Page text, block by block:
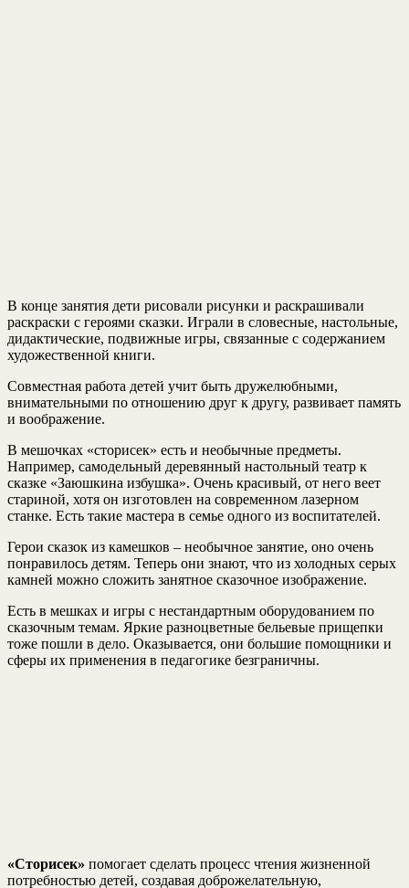
В конце занятия дети рисовали рисунки и раскрашивали
раскраски с героями сказки. Играли в словесные, настольные,
дидактические, подвижные игры, связанные с содержанием
художественной книги.
Совместная работа детей учит быть дружелюбными,
внимательными по отношению друг к другу, развивает память
и воображение.
В мешочках «сторисек» есть и необычные предметы.
Например, самодельный деревянный настольный театр к
сказке «Заюшкина избушка». Очень красивый, от него веет
стариной, хотя он изготовлен на современном лазерном
станке. Есть такие мастера в семье одного из воспитателей.
Герои сказок из камешков – необычное занятие, оно очень
понравилось детям. Теперь они знают, что из холодных серых
камней можно сложить занятное сказочное изображение.
Есть в мешках и игры с нестандартным оборудованием по
сказочным темам. Яркие разноцветные бельевые прищепки
тоже пошли в дело. Оказывается, они большие помощники и
сферы их применения в педагогике безграничны.
«Сторисек» помогает сделать процесс чтения жизненной
потребностью детей, создавая доброжелательную,